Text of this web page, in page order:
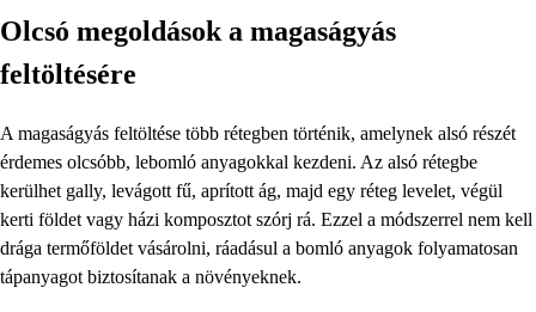
Olcsó megoldások a magaságyás
feltöltésére
A magaságyás feltöltése több rétegben történik, amelynek alsó részét
érdemes olcsóbb, lebomló anyagokkal kezdeni. Az alsó rétegbe
kerülhet gally, levágott fű, aprított ág, majd egy réteg levelet, végül
kerti földet vagy házi komposztot szórj rá. Ezzel a módszerrel nem kell
drága termőföldet vásárolni, ráadásul a bomló anyagok folyamatosan
tápanyagot biztosítanak a növényeknek.